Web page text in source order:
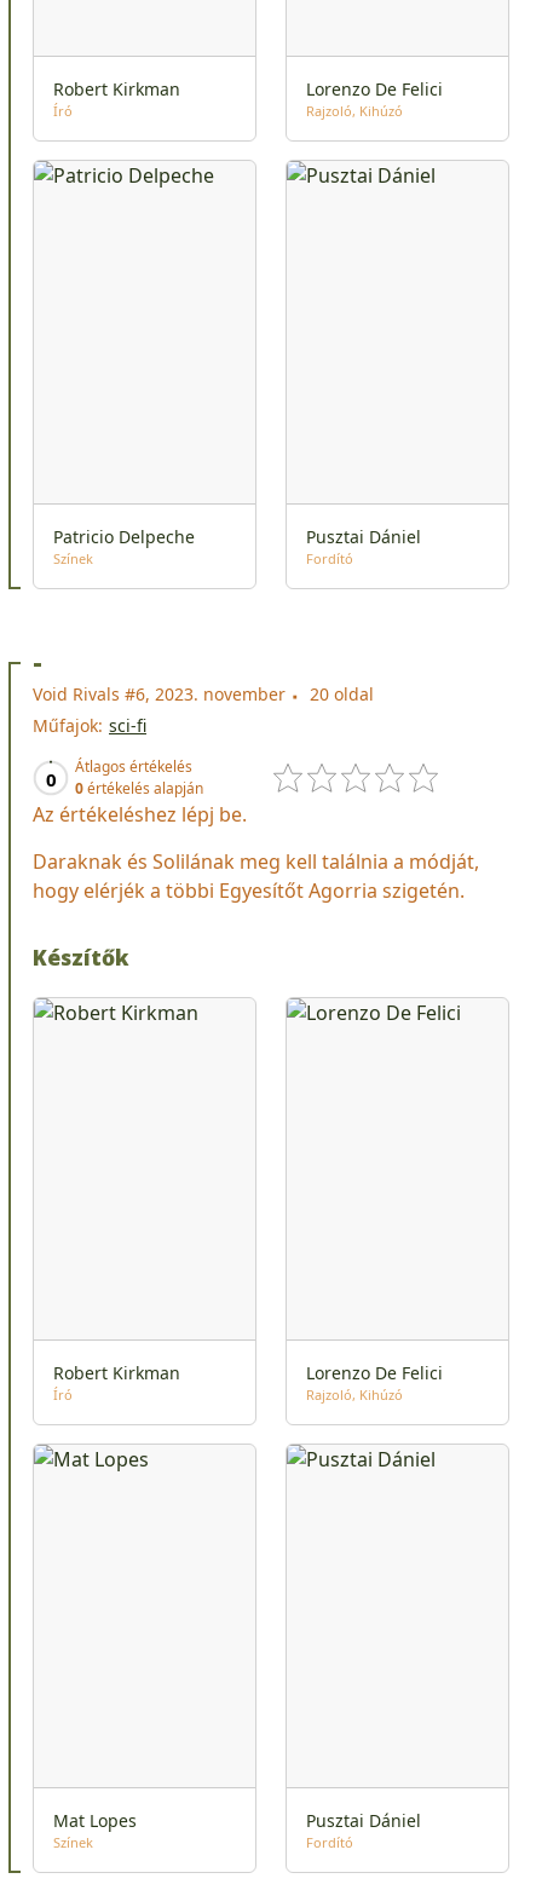
Robert Kirkman
Író
Lorenzo De Felici
Rajzoló Kihúzó
Patricio Delpeche
Színek
Pusztai Dániel
Fordító
-
Void Rivals #6, 2023. november
20 oldal
Műfajok: sci-fi
0
Átlagos értékelés
0értékelés alapján
Az értékeléshez lépj be.
Daraknak és Solilának meg kell találnia a módját,
hogy elérjék a többi Egyesítőt Agorria szigetén.
Készítők
Robert Kirkman
Író
Lorenzo De Felici
Rajzoló Kihúzó
Mat Lopes
Színek
Pusztai Dániel
Fordító